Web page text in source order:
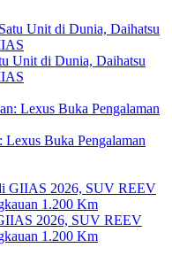
Unit di Dunia, Daihatsu
Buka Pengalaman
2026, SUV REEV
1.200 Km